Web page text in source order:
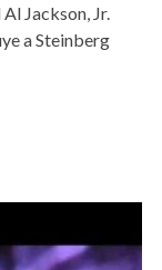
Jackson, Jr.
a Steinberg